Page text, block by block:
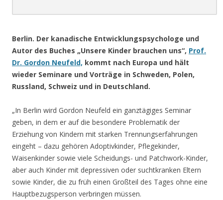
Berlin. Der kanadische Entwicklungspsychologe und
Autor des Buches „Unsere Kinder brauchen uns“, Prof.
Dr. Gordon Neufeld, kommt nach Europa und hält
wieder Seminare und Vorträge in Schweden, Polen,
Russland, Schweiz und in Deutschland.
„In Berlin wird Gordon Neufeld ein ganztägiges Seminar
geben, in dem er auf die besondere Problematik der
Erziehung von Kindern mit starken Trennungserfahrungen
eingeht – dazu gehören Adoptivkinder, Pflegekinder,
Waisenkinder sowie viele Scheidungs- und Patchwork-Kinder,
aber auch Kinder mit depressiven oder suchtkranken Eltern
sowie Kinder, die zu früh einen Großteil des Tages ohne eine
Hauptbezugsperson verbringen müssen.